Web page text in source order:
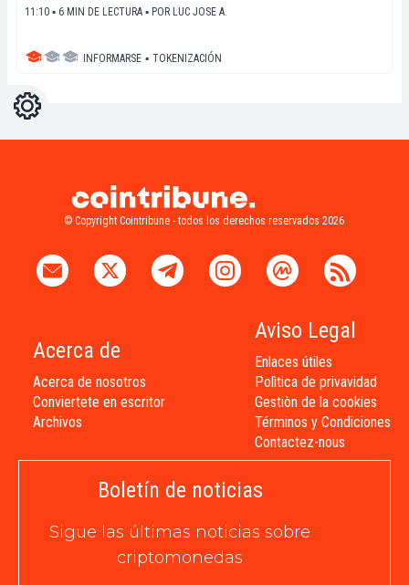
11:10 ▪ 6 MIN DE LECTURA ▪ POR LUC JOSE A.
INFORMARSE ▪ TOKENIZACIÓN
Ajustes
© Copyright Cointribune - todos los derechos reservados 2026
Acerca de
Acerca de nosotros
Conviertete en escritor
Archivos
Aviso Legal
Enlaces útiles
Polìtica de privavidad
Gestiòn de la cookies
Términos y Condiciones
Contactez-nous
Boletín de noticias
Sigue las últimas noticias sobre
criptomonedas